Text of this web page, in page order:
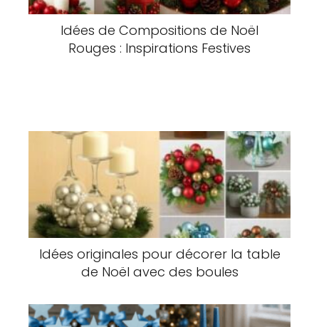
Idées de Compositions de Noël
Rouges : Inspirations Festives
Idées originales pour décorer la table
de Noël avec des boules